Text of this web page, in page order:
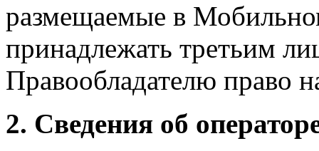
размещаемые в
принадлежать третьим
Правообладателю право
2. Сведения об